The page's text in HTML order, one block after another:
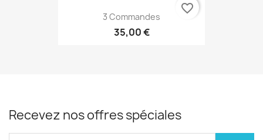
3 Commandes
35,00 €
favorite_border
Recevez nos offres spéciales